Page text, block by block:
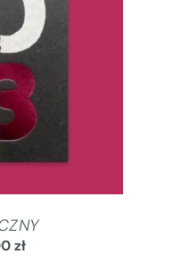
SZCZEGÓŁY
zł